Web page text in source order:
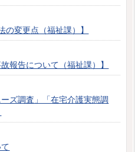
の変更点（福祉課）】
報告について（福祉課）】
ズ調査」「在宅介護実態調